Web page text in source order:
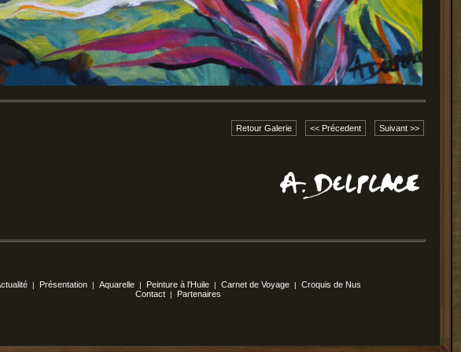
Retour Galerie << Précedent Suivant >>
| Présentation | Aquarelle | Peinture à l'Huile | Carnet de Voyage | Croquis de Nus
Contact | Partenaires